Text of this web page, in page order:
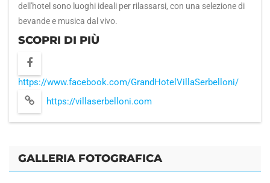
dell'hotel sono luoghi ideali per rilassarsi, con una selezione di
bevande e musica dal vivo.
SCOPRI DI PIÙ
https://www.facebook.com/GrandHotelVillaSerbelloni/
https://villaserbelloni.com
GALLERIA FOTOGRAFICA